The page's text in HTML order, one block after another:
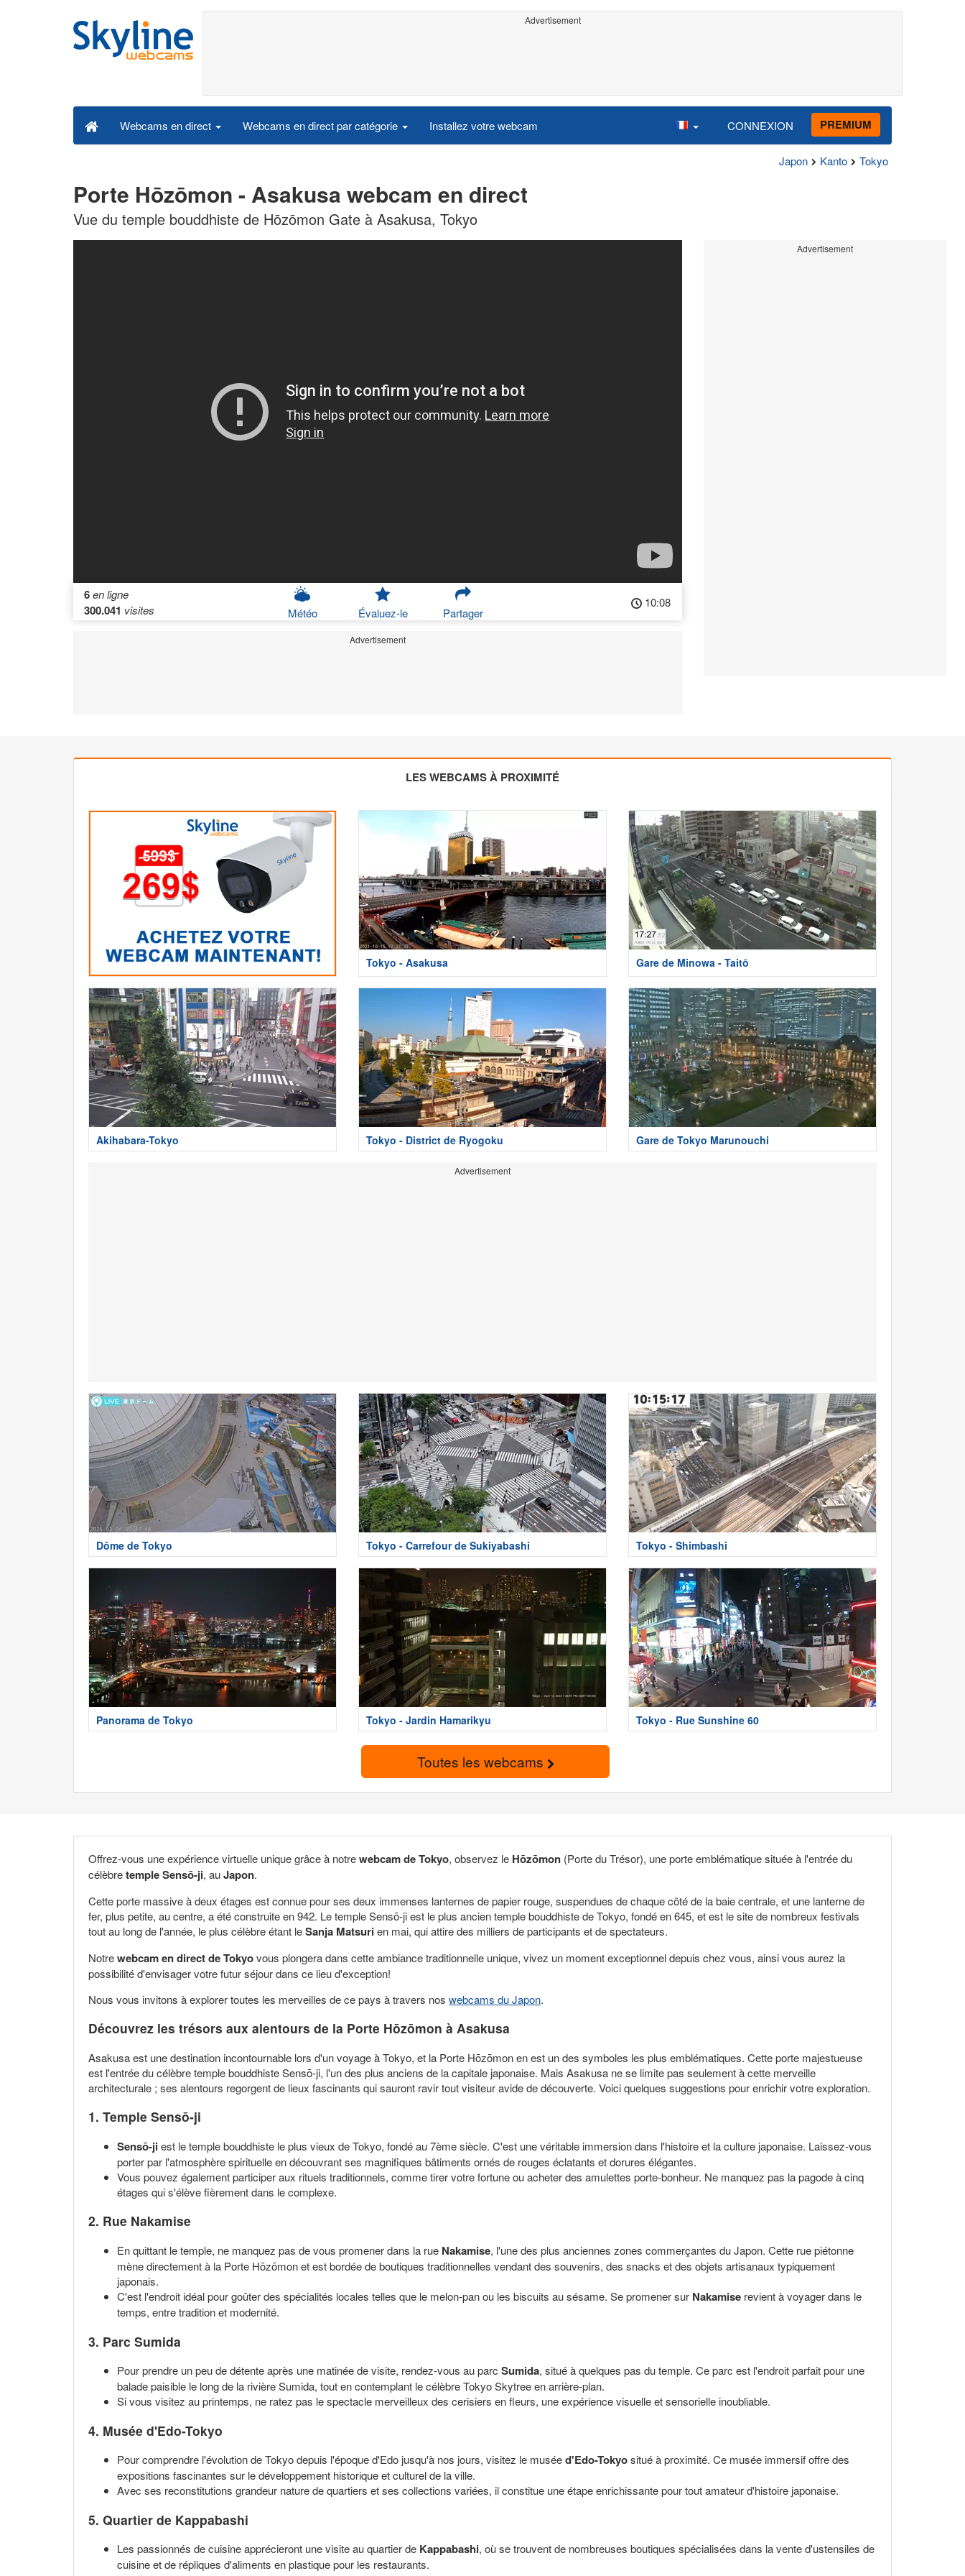
Advertisement
Webcams en direct Webcams en direct par catégorie Installez votre webcam CONNEXION PREMIUM
Japon Kanto Tokyo
Porte Hōzōmon - Asakusa webcam en direct
Vue du temple bouddhiste de Hōzōmon Gate à Asakusa, Tokyo
6en ligne
300.041 visites Météo Évaluez-le Partager
10:08
Advertisement
Advertisement
LES WEBCAMS À PROXIMITÉ
Tokyo - Asakusa Gare de Minowa - Taitō
Akihabara-Tokyo Tokyo - District de Ryogoku Gare de Tokyo Marunouchi
Advertisement
Dôme de Tokyo Tokyo - Carrefour de Sukiyabashi Tokyo - Shimbashi
Panorama de Tokyo Tokyo - Jardin Hamarikyu Tokyo - Rue Sunshine 60
Toutes les webcams
Offrez-vous une expérience virtuelle unique grâce à notrewebcam de Tokyo, observez le Hōzōmon (Porte du Trésor), une porte emblématique située à l'entrée du
célèbretemple Sensō-ji, auJapon.
Cette porte massive à deux étages est connue pour ses deux immenses lanternes de papier rouge, suspendues de chaque côté de la baie centrale, et une lanterne de
fer, plus petite, au centre, a été construite en 942. Le temple Sensō-ji est le plus ancien temple bouddhiste de Tokyo, fondé en 645, et est le site de nombreux festivals
tout au long de l'année, le plus célèbre étant leSanja Matsurien mai, qui attire des milliers de participants et de spectateurs.
Notrewebcam en direct de Tokyovous plongera dans cette ambiance traditionnelle unique, vivez un moment exceptionnel depuis chez vous, ainsi vous aurez la
possibilité d'envisager votre futur séjour dans ce lieu d'exception!
Nous vous invitons à explorer toutes les merveilles de ce pays à travers nos webcams du Japon.
Découvrez les trésors aux alentours de la Porte Hōzōmon à Asakusa
Asakusa est une destination incontournable lors d'un voyage à Tokyo, et la Porte Hōzōmon en est un des symboles les plus emblématiques. Cette porte majestueuse
est l'entrée du célèbre temple bouddhiste Sensō-ji, l'un des plus anciens de la capitale japonaise. Mais Asakusa ne se limite pas seulement à cette merveille
architecturale ; ses alentours regorgent de lieux fascinants qui sauront ravir tout visiteur avide de découverte. Voici quelques suggestions pour enrichir votre exploration.
1. Temple Sensō-ji
Sensō-jiest le temple bouddhiste le plus vieux de Tokyo, fondé au 7ème siècle. C'est une véritable immersion dans l'histoire et la culture japonaise. Laissez-vous
porter par l'atmosphère spirituelle en découvrant ses magnifiques bâtiments ornés de rouges éclatants et dorures élégantes.
Vous pouvez également participer aux rituels traditionnels, comme tirer votre fortune ou acheter des amulettes porte-bonheur. Ne manquez pas la pagode à cinq
étages qui s'élève fièrement dans le complexe.
2. Rue Nakamise
En quittant le temple, ne manquez pas de vous promener dans la rue Nakamise, l'une des plus anciennes zones commerçantes du Japon. Cette rue piétonne
mène directement à la Porte Hōzōmon et est bordée de boutiques traditionnelles vendant des souvenirs, des snacks et des objets artisanaux typiquement
japonais.
C'est l'endroit idéal pour goûter des spécialités locales telles que le melon-pan ou les biscuits au sésame. Se promener sur Nakamise revient à voyager dans le
temps, entre tradition et modernité.
3. Parc Sumida
Pour prendre un peu de détente après une matinée de visite, rendez-vous au parc Sumida, situé à quelques pas du temple. Ce parc est l'endroit parfait pour une
balade paisible le long de la rivière Sumida, tout en contemplant le célèbre Tokyo Skytree en arrière-plan.
Si vous visitez au printemps, ne ratez pas le spectacle merveilleux des cerisiers en fleurs, une expérience visuelle et sensorielle inoubliable.
4. Musée d'Edo-Tokyo
Pour comprendre l'évolution de Tokyo depuis l'époque d'Edo jusqu'à nos jours, visitez le muséed'Edo-Tokyositué à proximité. Ce musée immersif offre des
expositions fascinantes sur le développement historique et culturel de la ville.
Avec ses reconstitutions grandeur nature de quartiers et ses collections variées, il constitue une étape enrichissante pour tout amateur d'histoire japonaise.
5. Quartier de Kappabashi
Les passionnés de cuisine apprécieront une visite au quartier de Kappabashi, où se trouvent de nombreuses boutiques spécialisées dans la vente d'ustensiles de
cuisine et de répliques d'aliments en plastique pour les restaurants.